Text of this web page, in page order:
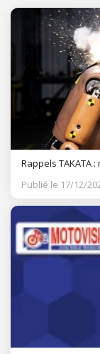
Rappels
Publié le 17/12/